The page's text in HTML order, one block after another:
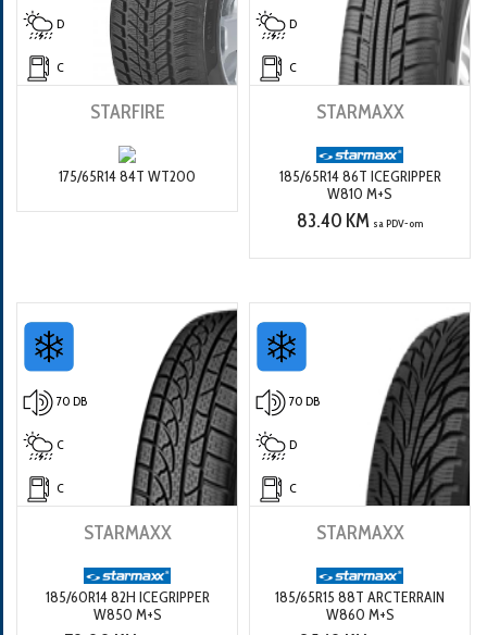
D
C
STARFIRE
175/65R14 84T WT200
D
C
STARMAXX
185/65R14 86T ICEGRIPPER
W810 M+S
83.40 KM sa PDV-om
70 DB
C
C
STARMAXX
185/60R14 82H ICEGRIPPER
W850 M+S
70 DB
D
C
STARMAXX
185/65R15 88T ARCTERRAIN
W860 M+S